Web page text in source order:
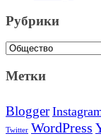
Рубрики
Рубрики
Метки
Blogger
Twitter WordPress